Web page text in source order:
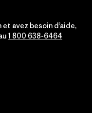
avez besoin d’aide,
1 800 638-6464